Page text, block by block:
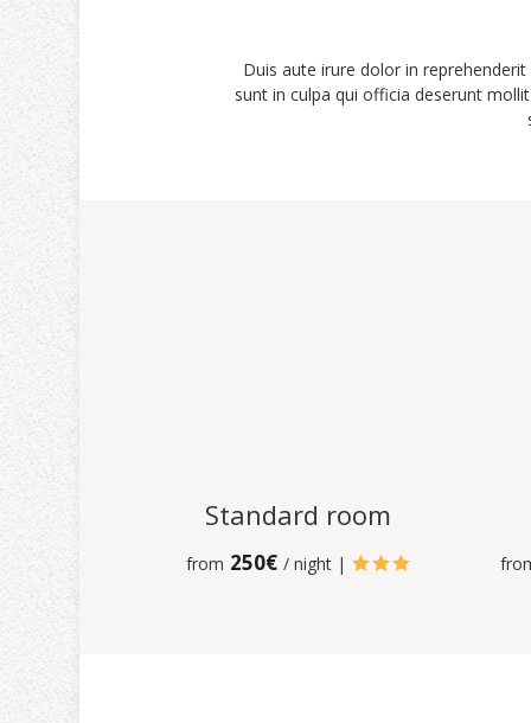
Duis aute irure dolor in
sunt in culpa qui officia deserunt
Standard room
from 250€ / night | 